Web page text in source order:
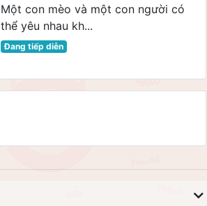
Một con mèo và một con người có
thể yêu nhau kh...
Đang tiếp diễn